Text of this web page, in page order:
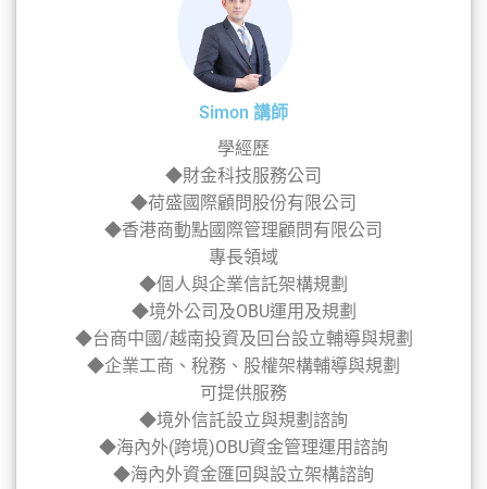
Simon 講師
學經歷
◆財金科技服務公司
◆荷盛國際顧問股份有限公司
◆香港商動點國際管理顧問有限公司
專長領域
◆個人與企業信託架構規劃
◆境外公司及OBU運用及規劃
◆台商中國/越南投資及回台設立輔導與規劃
◆企業工商、稅務、股權架構輔導與規劃
可提供服務
◆境外信託設立與規劃諮詢
◆海內外(跨境)OBU資金管理運用諮詢
◆海內外資金匯回與設立架構諮詢